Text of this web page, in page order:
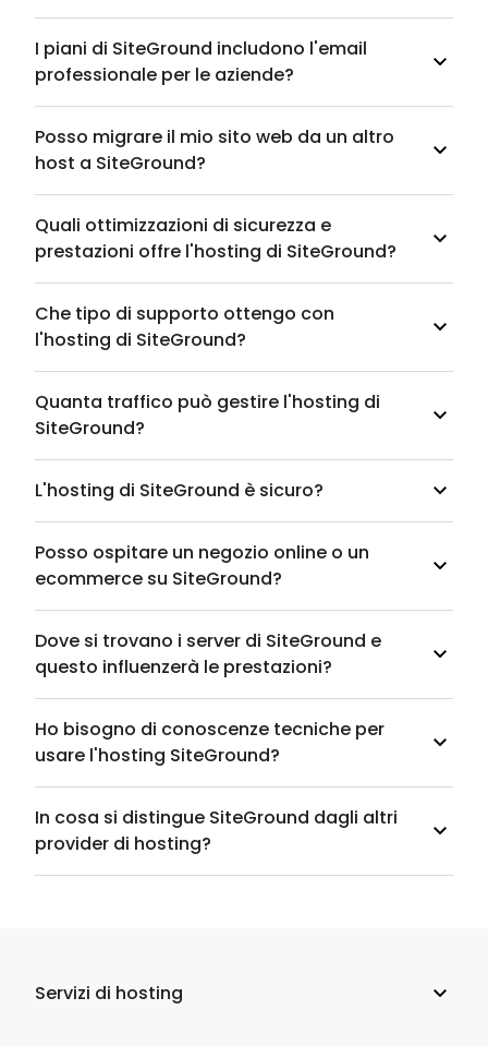
I piani di SiteGround includono l'email
professionale per le aziende?
Posso migrare il mio sito web da un altro
host a SiteGround?
Quali ottimizzazioni di sicurezza e
prestazioni offre l'hosting di SiteGround?
Che tipo di supporto ottengo con
l'hosting di SiteGround?
Quanta traffico può gestire l'hosting di
SiteGround?
L'hosting di SiteGround è sicuro?
Posso ospitare un negozio online o un
ecommerce su SiteGround?
Dove si trovano i server di SiteGround e
questo influenzerà le prestazioni?
Ho bisogno di conoscenze tecniche per
usare l'hosting SiteGround?
In cosa si distingue SiteGround dagli altri
provider di hosting?
Servizi di hosting